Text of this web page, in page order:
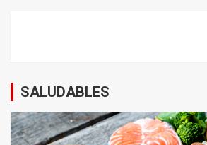
SALUDABLES